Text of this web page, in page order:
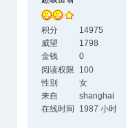
积分
14975
威望
1798
金钱
0
阅读权限
100
性别
女
来自
shanghai
在线时间
1987 小时